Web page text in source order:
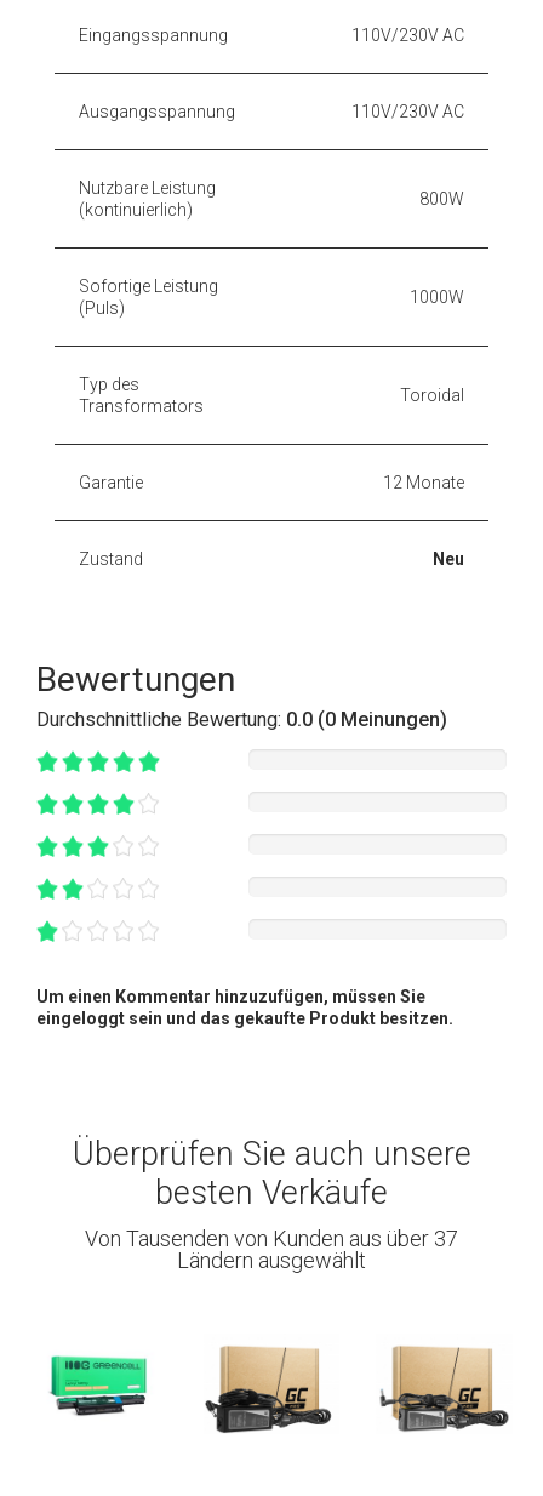
Eingangsspannung 110V/230V AC
Ausgangsspannung 110V/230V AC
Nutzbare Leistung
(kontinuierlich)
800W
Sofortige Leistung
(Puls)
1000W
Typ des
Transformators
Toroidal
Garantie 12 Monate
Zustand Neu
Bewertungen
Durchschnittliche Bewertung: 0.0 (0 Meinungen)
Um einen Kommentar hinzuzufügen, müssen Sie
eingeloggt sein und das gekaufte Produkt besitzen.
Überprüfen Sie auch unsere
besten Verkäufe
Von Tausenden von Kunden aus über 37
Ländern ausgewählt